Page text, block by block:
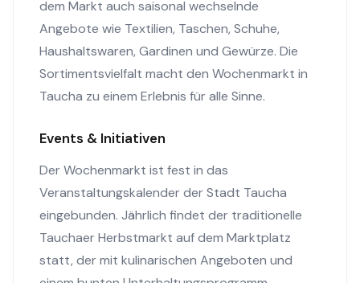
dem Markt auch saisonal wechselnde
Angebote wie Textilien, Taschen, Schuhe,
Haushaltswaren, Gardinen und Gewürze. Die
Sortimentsvielfalt macht den Wochenmarkt in
Taucha zu einem Erlebnis für alle Sinne.
Events & Initiativen
Der Wochenmarkt ist fest in das
Veranstaltungskalender der Stadt Taucha
eingebunden. Jährlich findet der traditionelle
Tauchaer Herbstmarkt auf dem Marktplatz
statt, der mit kulinarischen Angeboten und